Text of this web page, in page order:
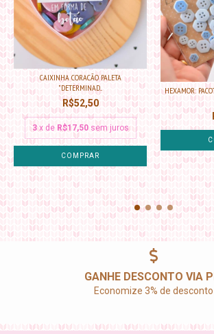
CAIXINHA CORACÃO PALETA
"DETERMINAD...
R$52,50
3 x de R$17,50 sem juros
HEXAMOR:
GANHE DESCONTO VIA
Economize 3% de desconto